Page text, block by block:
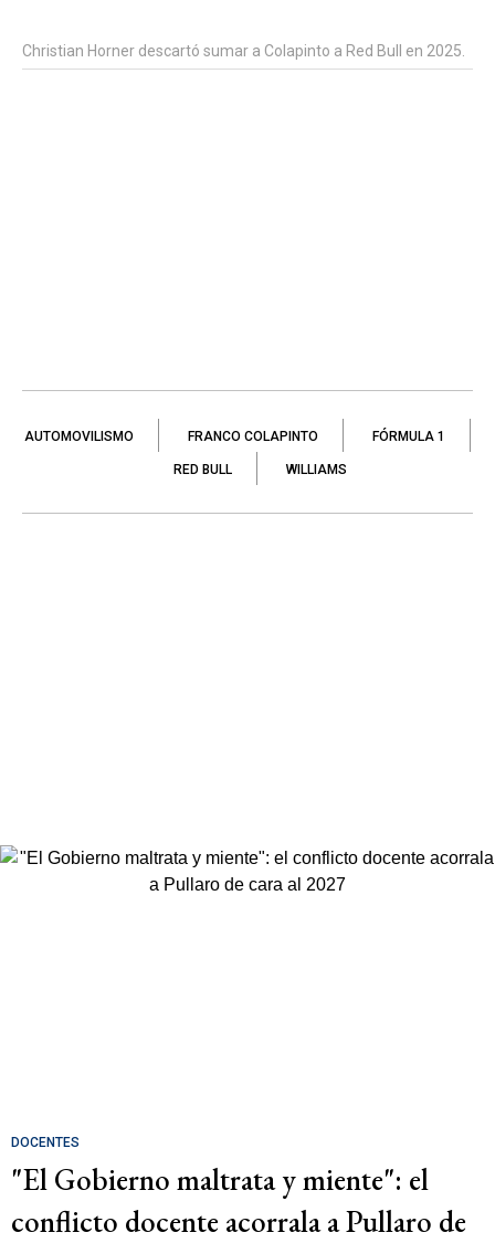
Christian Horner descartó sumar a Colapinto a Red Bull en 2025.
AUTOMOVILISMO FRANCO COLAPINTO FÓRMULA 1
RED BULL WILLIAMS
DOCENTES
"El Gobierno maltrata y miente": el
conflicto docente acorrala a Pullaro de